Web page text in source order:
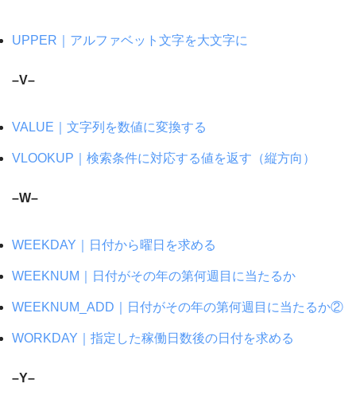
UPPER｜アルファベット文字を大文字に
–V–
VALUE｜文字列を数値に変換する
VLOOKUP｜検索条件に対応する値を返す（縦方向）
–W–
WEEKDAY｜日付から曜日を求める
WEEKNUM｜日付がその年の第何週目に当たるか
WEEKNUM_ADD｜日付がその年の第何週目に当たるか②
WORKDAY｜指定した稼働日数後の日付を求める
–Y–